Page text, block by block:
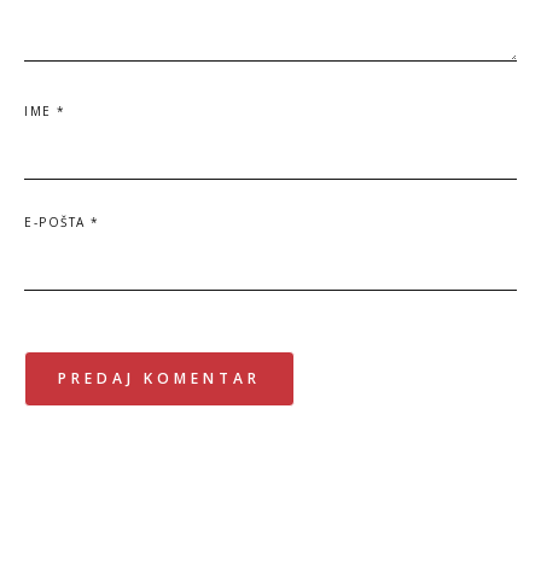
IME *
E-POŠTA *